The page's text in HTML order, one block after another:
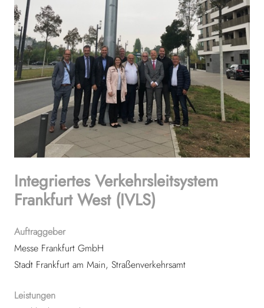
Integriertes Verkehrsleitsystem
Frankfurt West (IVLS)
Auftraggeber
Messe Frankfurt GmbH
Stadt Frankfurt am Main, Straßenverkehrsamt
Leistungen